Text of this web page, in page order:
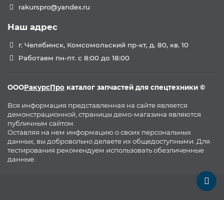
rakurspro@yandex.ru
Наш адрес
г. Челябинск, Комсомольский пр-кт, д. 80, кв. 10
Работаем пн-пт. с 8:00 до 18:00
ОООРакурсПро каталог запчастей для спецтехники ©
Вся информация представленная на сайте является
демонстрационной, страницы демо-магазина являются
публичным сайтом.
Оставляя на нем информацию о своих персональных
данных, вы добровольно делаете их общедоступными. Для
тестирования рекомендуем использовать обезличенные
данные.